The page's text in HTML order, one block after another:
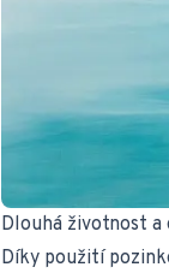
Dlouhá životnost a
Díky použití